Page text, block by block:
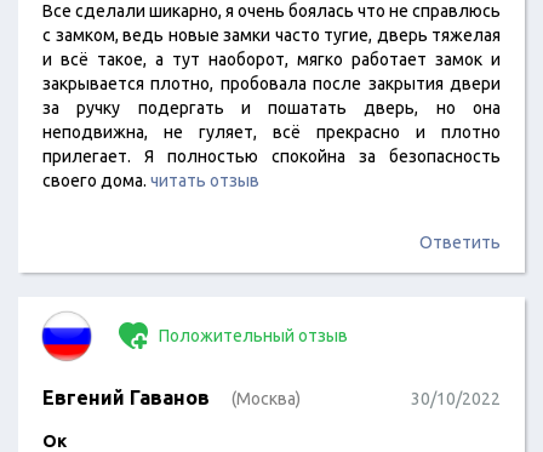
Все сделали шикарно, я очень боялась что не справлюсь
с замком, ведь новые замки часто тугие, дверь тяжелая
и всё такое, а тут наоборот, мягко работает замок и
закрывается плотно, пробовала после закрытия двери
за ручку подергать и пошатать дверь, но она
неподвижна, не гуляет, всё прекрасно и плотно
прилегает. Я полностью спокойна за безопасность
своего дома. читать отзыв
Ответить
Положительный отзыв
Евгений Гаванов (Москва) 30/10/2022
Ок